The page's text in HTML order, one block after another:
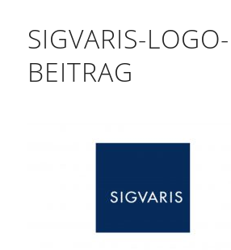
SIGVARIS-LOGO-
BEITRAG